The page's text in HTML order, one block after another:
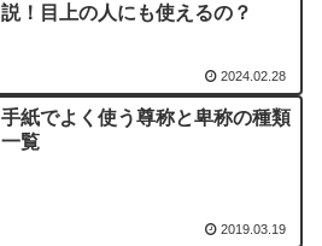
説！目上の人にも使えるの？
2024.02.28
手紙でよく使う尊称と卑称の種類
一覧
2019.03.19